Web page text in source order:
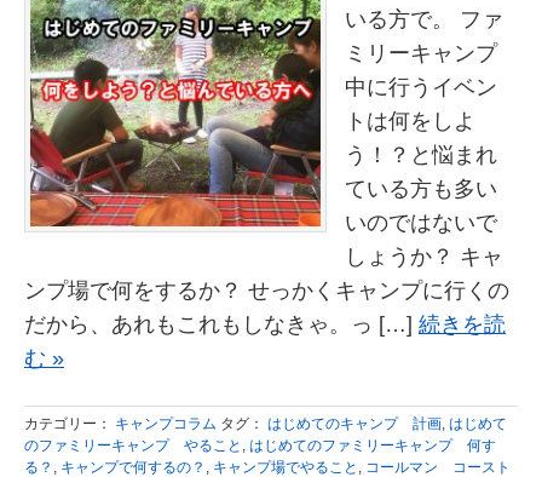
いる方で。 ファ
ミリーキャンプ
中に行うイベン
トは何をしよ
う！？と悩まれ
ている方も多い
いのではないで
しょうか？ キャ
ンプ場で何をするか？ せっかくキャンプに行くの
だから、あれもこれもしなきゃ。っ […] 続きを読
む »
カテゴリー： キャンプコラム タグ： はじめてのキャンプ 計画, はじめて
のファミリーキャンプ やること , はじめてのファミリーキャンプ 何す
る？ , キャンプで何するの？ , キャンプ場でやること , コールマン コースト